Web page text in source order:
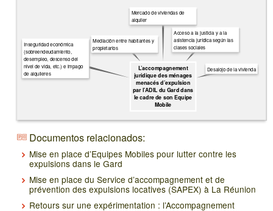
L’accompagnement
juridique des ménages
menacés d’expulsion
par l’ADIL du Gard dans
le cadre de son Equipe
Mobile
Desalojo de la vivienda
Acceso a la justicia y a la
asistencia jurídica según las
clases sociales
Mercado de viviendas de
alquiler
Mediación entre habitantes y
propietarios
Inseguridad económica
(sobreendeudamiento,
desempleo, descenso del
nivel de vida, etc.) e impago
de alquileres
Documentos relacionados:
Mise en place d’Equipes Mobiles pour lutter contre les
expulsions dans le Gard
Mise en place du Service d’accompagnement et de
prévention des expulsions locatives (SAPEX) à La Réunion
Retours sur une expérimentation : l’Accompagnement